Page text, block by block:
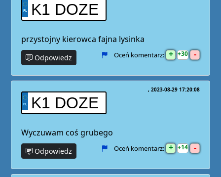
K1 DOZE
przystojny kierowca fajna lysinka
Odpowiedz Oceń komentarz: + 30 -
K1 DOZE
2023-08-29 17:20:08
Wyczuwam coś grubego
Odpowiedz Oceń komentarz: + 14 -